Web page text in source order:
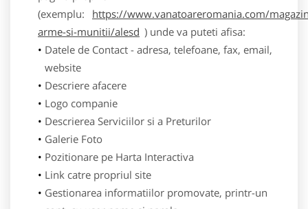
(exemplu:
https://www.vanatoareromania.com/
arme-si-munitii/alesd ) unde va puteti afisa:
Datele de Contact - adresa, telefoane, fax, email,
website
Descriere afacere
Logo companie
Descrierea Serviciilor si a Preturilor
Galerie Foto
Pozitionare pe Harta Interactiva
Link catre propriul site
Gestionarea informatiilor promovate, printr-un